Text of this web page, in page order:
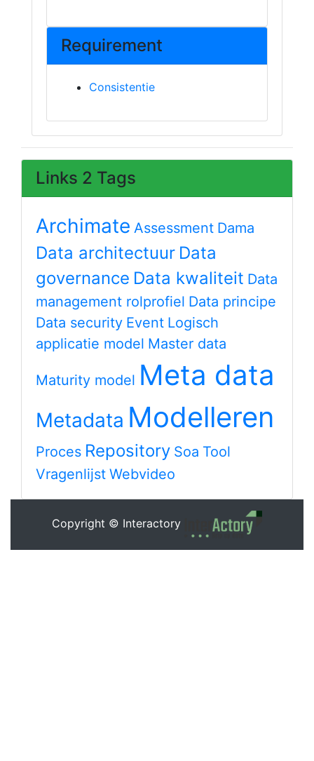
Requirement
Consistentie
Links 2 Tags
Archimate Assessment Dama
Data architectuur Data
governance Data kwaliteit Data
management rolprofiel Data principe
Data security Event Logisch
applicatie model Master data
Maturity model Meta data
Metadata Modelleren
Proces Repository Soa Tool
Vragenlijst Webvideo
Copyright © Interactory